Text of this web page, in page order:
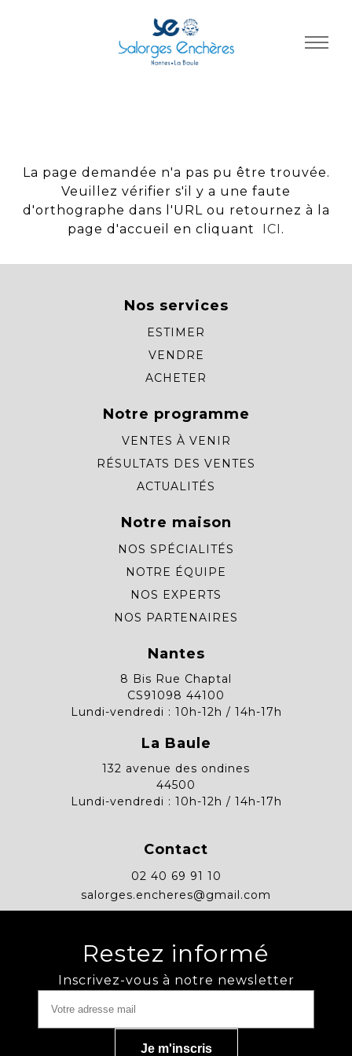
La page demandée n'a pas pu être trouvée.
Veuillez vérifier s'il y a une faute
d'orthographe dans l'URL ou retournez à la
page d'accueil en cliquant
ICI .
Nos services
ESTIMER
VENDRE
ACHETER
Notre programme
VENTES À VENIR
RÉSULTATS DES VENTES
ACTUALITÉS
Notre maison
NOS SPÉCIALITÉS
NOTRE ÉQUIPE
NOS EXPERTS
NOS PARTENAIRES
Nantes
8 Bis Rue Chaptal
CS91098 44100
Lundi-vendredi : 10h-12h / 14h-17h
La Baule
132 avenue des ondines
44500
Lundi-vendredi : 10h-12h / 14h-17h
Contact
02 40 69 91 10
salorges.encheres@gmail.com
Restez informé
Inscrivez-vous à notre newsletter